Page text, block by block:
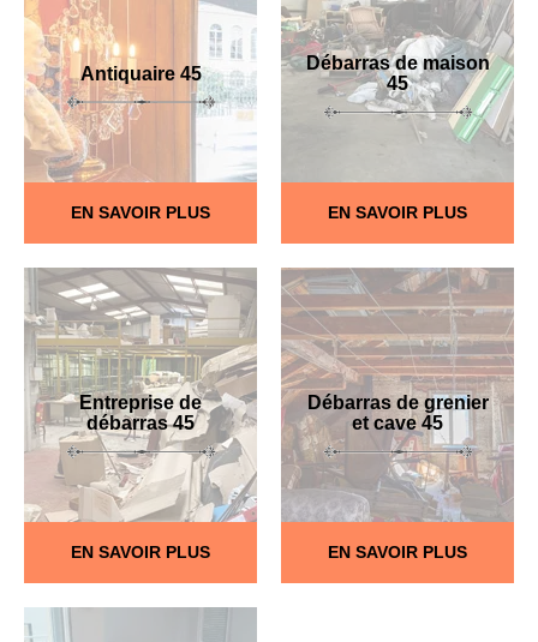
Antiquaire 45
EN SAVOIR PLUS
Débarras de maison
45
EN SAVOIR PLUS
Entreprise de
débarras 45
EN SAVOIR PLUS
Débarras de grenier
et cave 45
EN SAVOIR PLUS